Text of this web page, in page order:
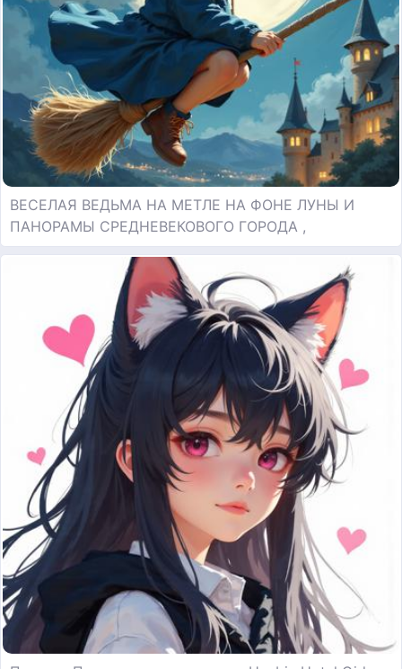
ВЕСЕЛАЯ ВЕДЬМА НА МЕТЛЕ НА ФОНЕ ЛУНЫ И
ПАНОРАМЫ СРЕДНЕВЕКОВОГО ГОРОДА ,